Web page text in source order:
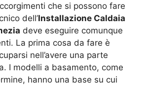
che si possono fare
dell’Installazione Caldaia
deve eseguire comunque
La prima cosa da fare è
nell’avere una parte
I modelli a basamento, come
hanno una base su cui